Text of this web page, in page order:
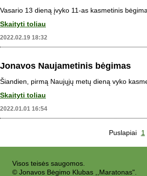
Vasario 13 dieną įvyko 11-as kasmetinis
Skaityti toliau
2022.02.19 18:32
Jonavos Naujametinis bėgimas
Šiandien, pirmą Naujųjų metų dieną vyko
Skaityti toliau
2022.01.01 16:54
Puslapiai 1
Visos teisės saugomos.
© Jonavos Bėgimo Klubas ,,Maratonas".